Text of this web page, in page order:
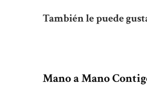
También le puede
Mano a Mano